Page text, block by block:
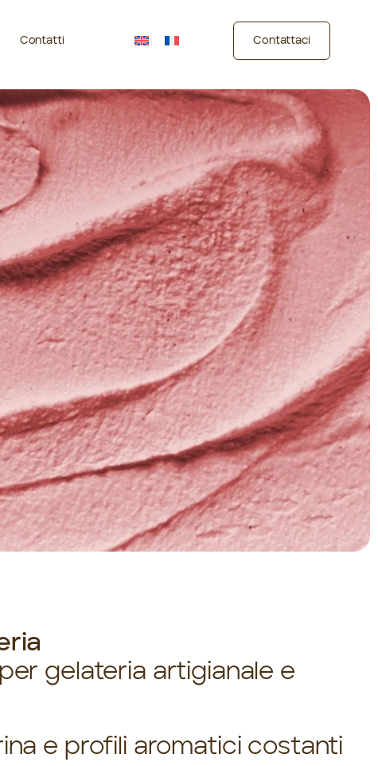
Contatti Contattaci
gelateria artigianale e
e profili aromatici costanti